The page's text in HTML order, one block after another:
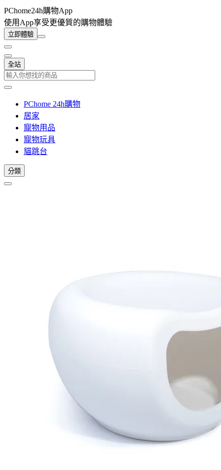
PChome24h購物App
使用App享受更優質的購物體驗
立即體驗
全站
PChome 24h購物
居家
寵物用品
寵物玩具
貓跳台
分類